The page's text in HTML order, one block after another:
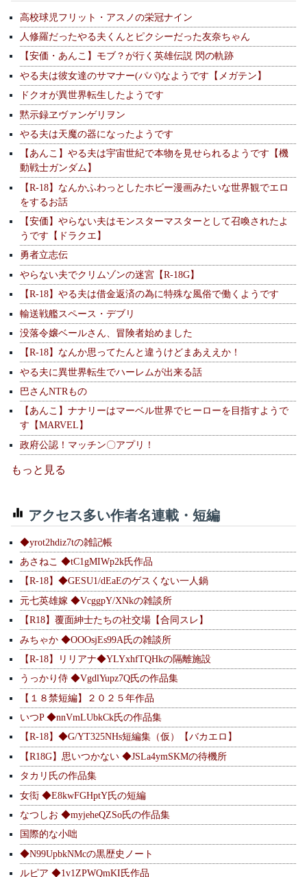
高校球児フリット・アスノの栄冠ナイン
人修羅だったやる夫くんとピクシーだった友奈ちゃん
【安価・あんこ】モブ？が行く英雄伝説 閃の軌跡
やる夫は彼女達のサマナー(パパ)なようです【メガテン】
ドクオが異世界転生したようです
黙示録ヱヴァンゲリヲン
やる夫は天魔の器になったようです
【あんこ】やる夫は宇宙世紀で本物を見せられるようです【機
動戦士ガンダム】
【R-18】なんかふわっとしたホビー漫画みたいな世界観でエロ
をするお話
【安価】やらない夫はモンスターマスターとして召喚されたよ
うです【ドラクエ】
勇者立志伝
やらない夫でクリムゾンの迷宮【R-18G】
【R-18】やる夫は借金返済の為に特殊な風俗で働くようです
輸送戦艦スペース・デブリ
没落令嬢ベールさん、冒険者始めました
【R-18】なんか思ってたんと違うけどまあええか！
やる夫に異世界転生でハーレムが出来る話
巴さんNTRもの
【あんこ】ナナリーはマーベル世界でヒーローを目指すようで
す【MARVEL】
政府公認！マッチン〇アプリ！
もっと見る
アクセス多い作者名連載・短編
◆yrot2hdiz7tの雑記帳
あさねこ ◆tC1gMIWp2k氏作品
【R-18】◆GESU1/dEaEのゲスくない一人鍋
元七英雄嫁 ◆VcggpY/XNkの雑談所
【R18】覆面紳士たちの社交場【合同スレ】
みちゃか ◆OOOsjEs99A氏の雑談所
【R-18】リリアナ◆YLYxhfTQHkの隔離施設
うっかり侍 ◆VgdlYupz7Q氏の作品集
【１８禁短編】２０２５年作品
いつP ◆nnVmLUbkCk氏の作品集
【R-18】◆G/YT325NHs短編集（仮）【バカエロ】
【R18G】思いつかない ◆JSLa4ymSKMの待機所
タカリ氏の作品集
女衒 ◆E8kwFGHptY氏の短編
なつしお ◆myjeheQZSo氏の作品集
国際的な小咄
◆N99UpbkNMcの黒歴史ノート
ルピア ◆1v1ZPWQmKI氏作品